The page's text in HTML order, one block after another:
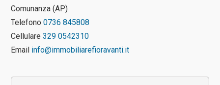
Comunanza (AP)
Telefono 0736 845808
Cellulare 329 0542310
Email info@immobiliarefioravanti.it